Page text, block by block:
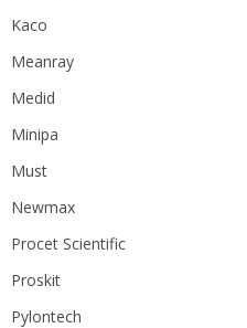
Kaco
Meanray
Medid
Minipa
Must
Newmax
Procet Scientific
Proskit
Pylontech